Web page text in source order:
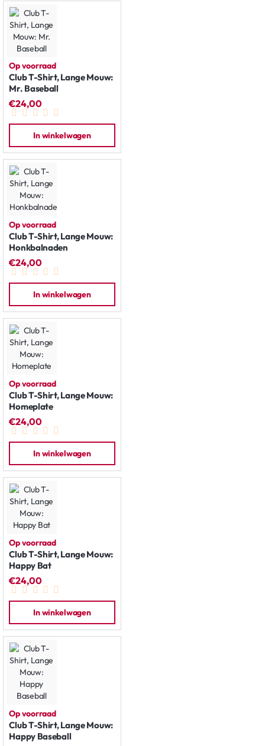
Op voorraad
Club T-Shirt, Lange Mouw:
Mr. Baseball
€24,00
In winkelwagen
Op voorraad
Club T-Shirt, Lange Mouw:
Honkbalnaden
€24,00
In winkelwagen
Op voorraad
Club T-Shirt, Lange Mouw:
Homeplate
€24,00
In winkelwagen
Op voorraad
Club T-Shirt, Lange Mouw:
Happy Bat
€24,00
In winkelwagen
Op voorraad
Club T-Shirt, Lange Mouw:
Happy Baseball